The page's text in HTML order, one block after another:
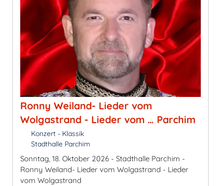
Ronny Weiland- Lieder vom
Wolgastrand - Lieder vom … Parchim
Konzert - Klassik
Stadthalle Parchim
Sonntag, 18. Oktober 2026 - Stadthalle Parchim -
Ronny Weiland- Lieder vom Wolgastrand - Lieder
vom Wolgastrand